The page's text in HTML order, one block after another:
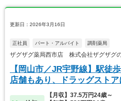
更新日：2026年3月16日
正社員 パート・アルバイト 調剤薬局
ザグザグ薬局西市店 株式会社ザグザグ
【岡山市／JR宇野線】駅徒
店舗もあり、ドラッグスト
【月収】37.5万円24歳～